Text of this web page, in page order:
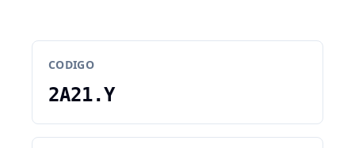
CODIGO
2A21.Y